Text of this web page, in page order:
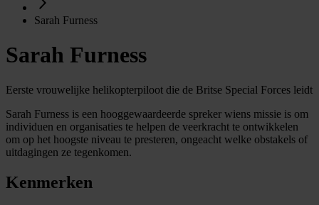
Sarah Furness
Sarah Furness
Eerste vrouwelijke helikopterpiloot die de Britse Special Forces leidt
Sarah Furness is een hooggewaardeerde spreker wiens missie is om
individuen en organisaties te helpen de veerkracht te ontwikkelen
om op het hoogste niveau te presteren, ongeacht welke obstakels of
uitdagingen ze tegenkomen.
Kenmerken